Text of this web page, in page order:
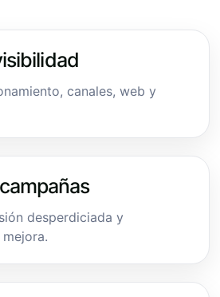
canales, web y
desperdiciada y